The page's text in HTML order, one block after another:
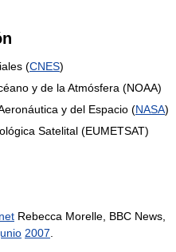
(CNES)
y de la Atmósfera (NOAA)
y del Espacio (NASA)
Satelital (EUMETSAT)
Rebecca Morelle, BBC News,
2007